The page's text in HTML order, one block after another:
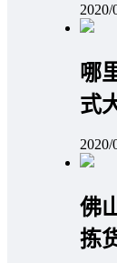
2020/
哪
式
2020/
佛
拣